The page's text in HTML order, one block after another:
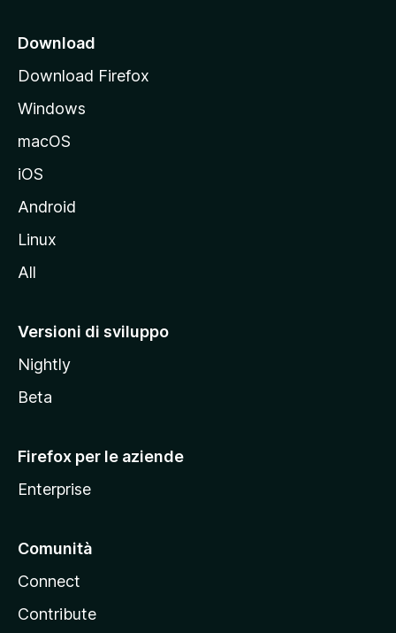
i
a
l
e
l
t
M
z
i
a
Download
Download Firefox
Windows
macOS
iOS
Android
Linux
All
Versioni di sviluppo
Nightly
Beta
Firefox per le aziende
Enterprise
Comunità
Connect
Contribute